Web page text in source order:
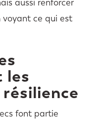
aussi renforcer
ce qui est
les
font partie